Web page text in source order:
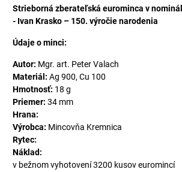
Strieborná zberateľská eurominca v
- Ivan Krasko – 150. výročie narodenia
Údaje o minci:
Autor: Mgr. art. Peter Valach
Materiál: Ag 900, Cu 100
Hmotnosť: 18 g
Priemer: 34 mm
Hrana:
Výrobca: Mincovňa Kremnica
Rytec:
Náklad:
v bežnom vyhotovení 3200 kusov euromincí